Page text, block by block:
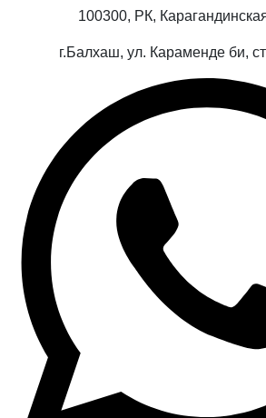
100300, РК,
г.Балхаш, ул. Караменде би,